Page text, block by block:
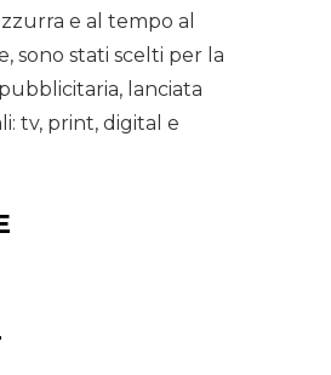
e al tempo al
sono stati scelti per la
lanciata
tv, print, digital e